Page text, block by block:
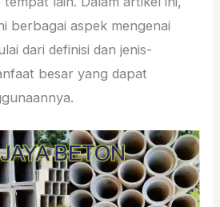
berbagai aspek mengenai
dari definisi dan jenis-
besar yang dapat